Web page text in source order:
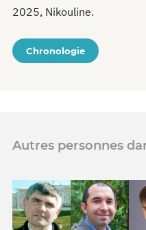
2025, Nikouline.
Chronologie
Autres personnes